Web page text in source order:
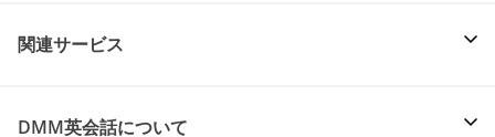
関連サービス
DMM英会話について